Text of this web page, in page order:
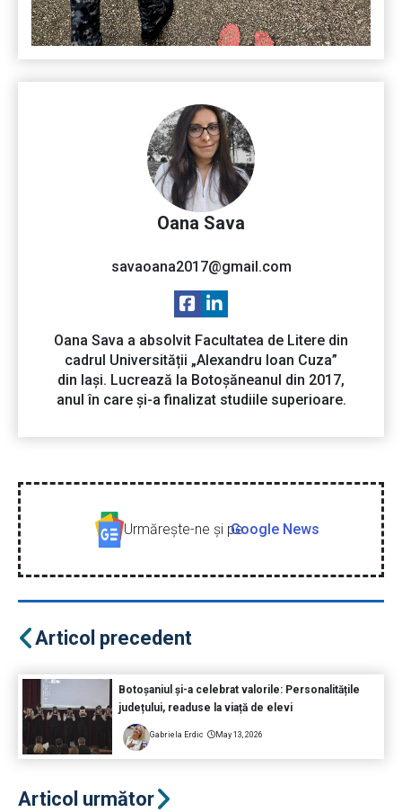
Oana Sava
savaoana2017@gmail.com
Oana Sava a absolvit Facultatea de Litere din
cadrul Universității „Alexandru Ioan Cuza”
din Iași. Lucrează la Botoșăneanul din 2017,
anul în care și-a finalizat studiile superioare.
Urmăreşte-ne şi peGoogle News
Articol precedent
Botoșaniul și-a celebrat valorile: Personalitățile
județului, readuse la viață de elevi
Gabriela Erdic May 13, 2026
Articol următor